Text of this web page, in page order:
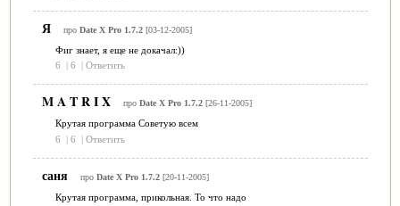
Я про Date X Pro 1.7.2[03-12-2005]
Фиг знает, я еще не докачал:))
6
| 6 | Ответить
M A T R I X про Date X Pro 1.7.2[26-11-2005]
Крутая программа Советую всем
6
| 6 | Ответить
саня про Date X Pro 1.7.2[20-11-2005]
Крутая программа, прикольная. То что надо